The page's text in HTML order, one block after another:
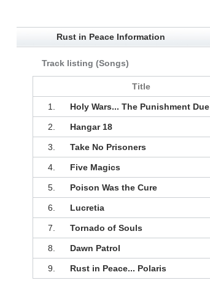
Rust in Peace Information
Track listing (Songs)
Title
1. Holy Wars... The Punishment Due
2. Hangar 18
3. Take No Prisoners
4. Five Magics
5. Poison Was the Cure
6. Lucretia
7. Tornado of Souls
8. Dawn Patrol
9. Rust in Peace... Polaris